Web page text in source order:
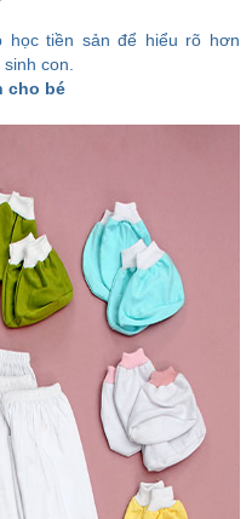
học tiền sản để hiểu rõ hơn
con.
cho bé